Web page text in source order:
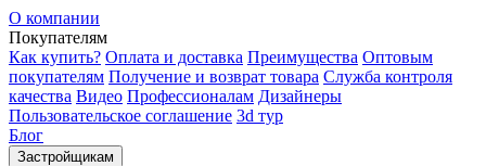
О компании
Покупателям
Как купить? Оплата и доставка Преимущества Оптовым
покупателям Получение и возврат товара Служба контроля
качества Видео Профессионалам Дизайнеры
Пользовательское соглашение 3d тур
Блог
Застройщикам